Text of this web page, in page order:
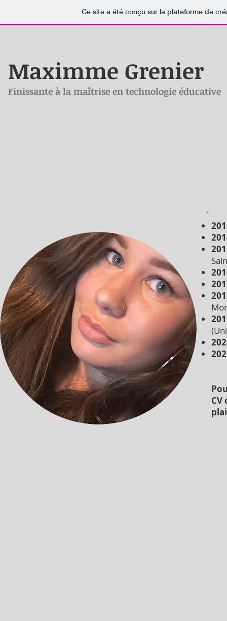
Ce site a été conçu sur la plateforme de
Maximme Grenier
Finissante à la maîtrise en technologie éducative